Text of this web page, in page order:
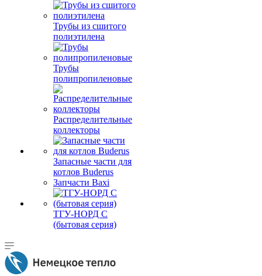
Трубы из сшитого
полиэтилена
Трубы
полипропиленовые
Распределительные
коллекторы
Запасные части для
котлов Buderus
Запчасти Baxi
ТГУ-НОРД С
(бытовая серия)